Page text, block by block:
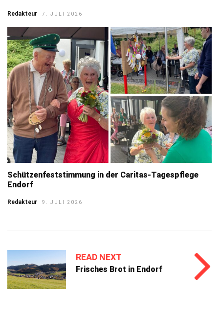
Redakteur 7. JULI 2026
Schützenfeststimmung in der Caritas-Tagespflege
Endorf
Redakteur 9. JULI 2026
READ NEXT
Frisches Brot in Endorf